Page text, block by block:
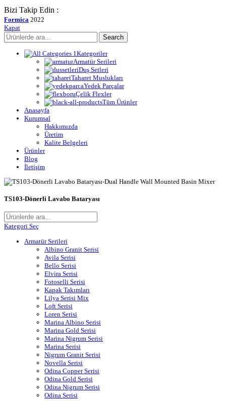
Bizi Takip Edin :
Formica 2022
Kapat
Search
Kategoriler
Armatür Serileri
Duş Setleri
Taharet Muslukları
Yedek Parçalar
Çelik Flexler
Tüm Ürünler
Anasayfa
Kurumsal
Hakkımızda
Üretim
Kalite Belgeleri
Ürünler
Blog
İletişim
TS103-Dönerli Lavabo Bataryası
Kategori Seç
Armatür Serileri
Albino Granit Serisi
Avila Serisi
Bello Serisi
Elvira Serisi
Fotoselli Serisi
Kapak Takımları
Lilya Serisi Mix
Loft Serisi
Loren Serisi
Marina Albino Serisi
Marina Gold Serisi
Marina Nigrum Serisi
Marina Serisi
Nigrum Granit Serisi
Novella Serisi
Odina Copper Serisi
Odina Gold Serisi
Odina Nigrum Serisi
Odina Serisi